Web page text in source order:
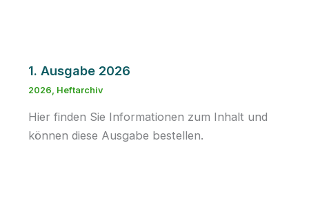
1. Ausgabe 2026
2026 Heftarchiv
Hier finden Sie Informationen zum Inhalt und
können diese Ausgabe bestellen.